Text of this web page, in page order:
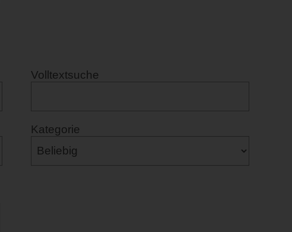
Volltextsuche
Kategorie